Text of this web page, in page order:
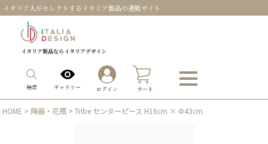
イタリア人がセレクトするイタリア製品の通販サイト
イタリア製品ならイタリアデザイン
検索 ギャラリー ログイン カート
HOME > 陶器・花瓶 > Tribe センターピース H16cm × Φ43cm